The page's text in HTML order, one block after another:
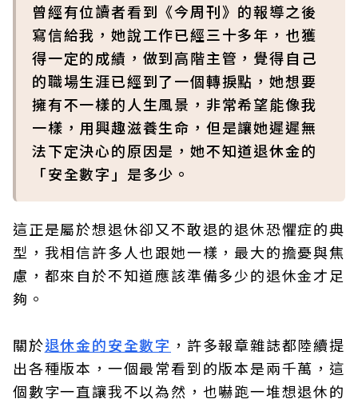
曾經有位讀者看到《今周刊》的報導之後
寫信給我，她說工作已經三十多年，也獲
得一定的成績，做到高階主管，覺得自己
的職場生涯已經到了一個轉捩點，她想要
擁有不一樣的人生風景，非常希望能像我
一樣，用興趣滋養生命，但是讓她遲遲無
法下定決心的原因是，她不知道退休金的
「安全數字」是多少。
這正是屬於想退休卻又不敢退的退休恐懼症的典
型，我相信許多人也跟她一樣，最大的擔憂與焦
慮，都來自於不知道應該準備多少的退休金才足
夠。
關於退休金的安全數字 ，許多報章雜誌都陸續提
出各種版本，一個最常看到的版本是兩千萬，這
個數字一直讓我不以為然，也嚇跑一堆想退休的